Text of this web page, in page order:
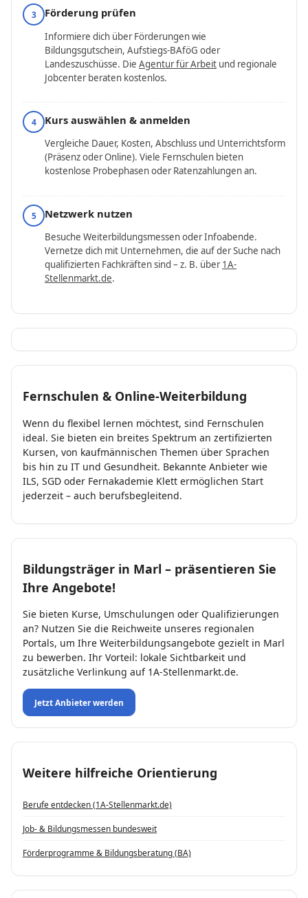
3 Förderung prüfen
Informiere dich über Förderungen wie
Bildungsgutschein, Aufstiegs-BAföG oder
Landeszuschüsse. Die Agentur für Arbeit und regionale
Jobcenter beraten kostenlos.
4 Kurs auswählen & anmelden
Vergleiche Dauer, Kosten, Abschluss und Unterrichtsform
(Präsenz oder Online). Viele Fernschulen bieten
kostenlose Probephasen oder Ratenzahlungen an.
5 Netzwerk nutzen
Besuche Weiterbildungs­messen oder Infoabende.
Vernetze dich mit Unternehmen, die auf der Suche nach
qualifizierten Fachkräften sind – z. B. über1A-
Stellenmarkt.de.
Fernschulen & Online-Weiterbildung
Wenn du flexibel lernen möchtest, sind Fernschulen
ideal. Sie bieten ein breites Spektrum an zertifizierten
Kursen, von kaufmännischen Themen über Sprachen
bis hin zu IT und Gesundheit. Bekannte Anbieter wie
ILS, SGD oder Fernakademie Klett ermöglichen Start
jederzeit – auch berufsbegleitend.
Bildungsträger in Marl – präsentieren Sie
Ihre Angebote!
Sie bieten Kurse, Umschulungen oder Qualifizierungen
an? Nutzen Sie die Reichweite unseres regionalen
Portals, um Ihre Weiterbildungsangebote gezielt in Marl
zu bewerben. Ihr Vorteil: lokale Sichtbarkeit und
zusätzliche Verlinkung auf 1A-Stellenmarkt.de.
Jetzt Anbieter werden
Weitere hilfreiche Orientierung
Berufe entdecken (1A-Stellenmarkt.de)
Job- & Bildungs­messen bundesweit
Förderprogramme & Bildungsberatung (BA)